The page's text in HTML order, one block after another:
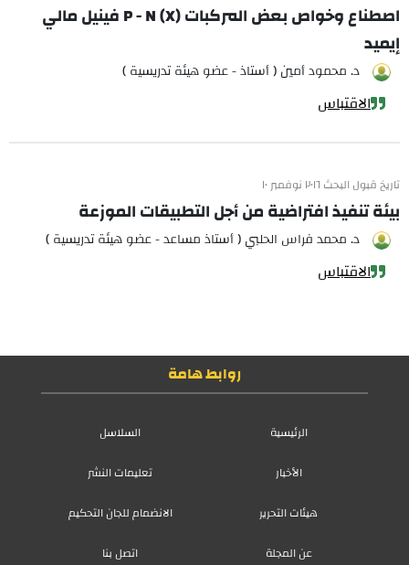
اصطناع وخواص بعض المركبات (X) P - N فينيل مالي
إيميد
د. محمود أمين ( أستاذ - عضو هيئة تدريسية )
الاقتباس
تاريخ قبول البحث ٢٠١٦ نوفمبر ١٠
بيئة تنفيذ افتراضية من أجل التطبيقات الموزعة
د. محمد فراس الحلبي ( أستاذ مساعد - عضو هيئة تدريسية )
الاقتباس
روابط هامة
الرئيسية
السلاسل
الأخبار
تعليمات النشر
هيئات التحرير
الانضمام للجان التحكيم
عن المجلة
اتصل بنا